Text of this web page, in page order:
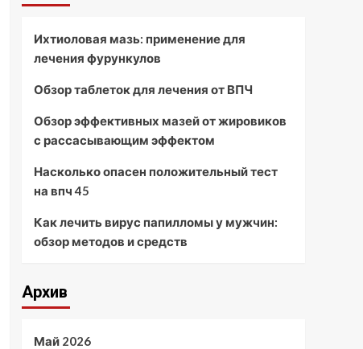
Ихтиоловая мазь: применение для
лечения фурункулов
Обзор таблеток для лечения от ВПЧ
Обзор эффективных мазей от жировиков
с рассасывающим эффектом
Насколько опасен положительный тест
на впч 45
Как лечить вирус папилломы у мужчин:
обзор методов и средств
Архив
Май 2026